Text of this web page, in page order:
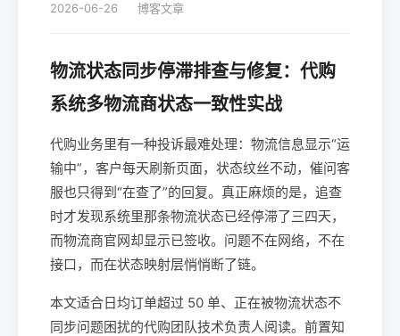
2026-06-26 博客文章
物流状态同步停滞排查与修复：代购
系统多物流商状态一致性实战
代购业务里有一种投诉最难处理：物流信息显示“运
输中”，客户每天刷新页面，状态纹丝不动，催问客
服也只得到“在查了”的回复。真正麻烦的是，追查
时才发现系统里那条物流状态已经停滞了三四天，
而物流商官网却显示已签收。问题不在网络，不在
接口，而在状态映射层悄悄断了链。
本文适合日均订单超过 50 单、正在被物流状态不
同步问题困扰的代购团队技术负责人阅读。前置知